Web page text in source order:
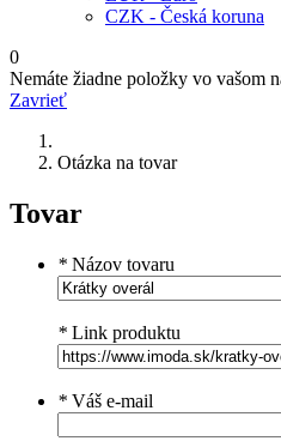
CZK - Česká koruna
0
Nemáte žiadne položky vo vašom
Zavrieť
Otázka na tovar
Tovar
* Názov tovaru
* Link produktu
* Váš e-mail